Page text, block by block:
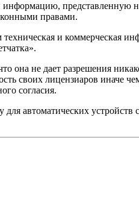
правами.
и коммерческая
не дает разрешения
своих лицензиаров иначе
согласия.
автоматических